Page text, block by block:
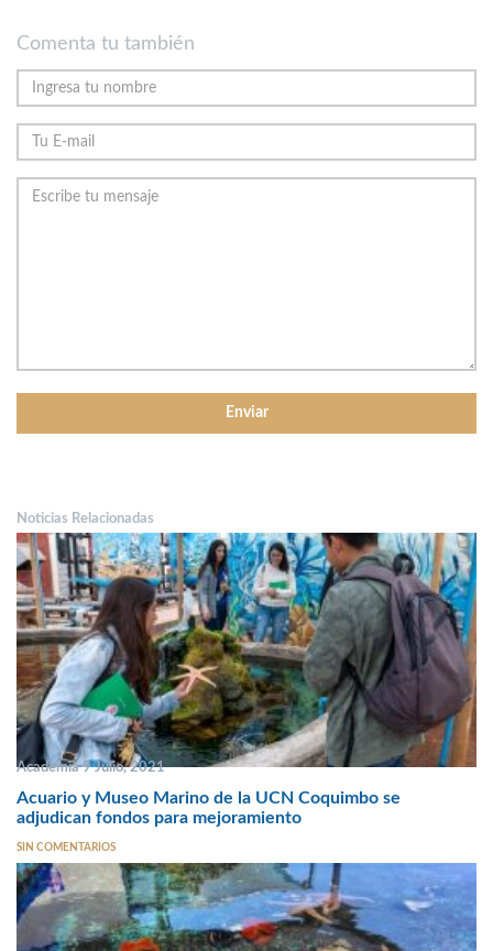
Comenta tu también
Noticias Relacionadas
Academia 9 Julio, 2021
Acuario y Museo Marino de la UCN Coquimbo se
adjudican fondos para mejoramiento
SIN COMENTARIOS